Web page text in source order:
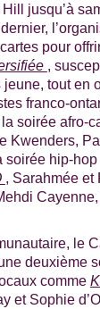
jusqu’à
pour
,
tout en
franco-
soirée afro-
Kwenders,
soirée hip-hop
, Sarahmée et
le
deuxième
comme
et Sophie